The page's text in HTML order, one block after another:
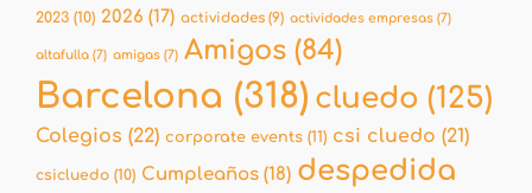
2023 (10) 2026 (17) actividades (9) actividades empresas (7)
altafulla (7) amigas (7) Amigos (84)
Barcelona (318) cluedo (125)
Colegios (22) corporate events (11) csi cluedo (21)
csicluedo (10) Cumpleaños (18) despedida